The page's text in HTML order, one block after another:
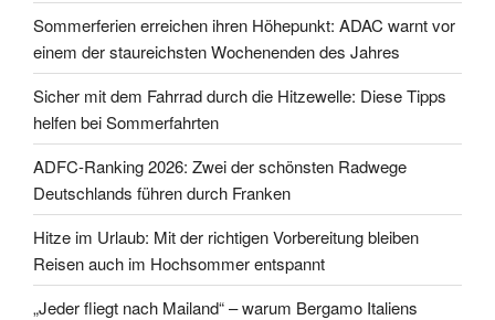
Sommerferien erreichen ihren Höhepunkt: ADAC warnt vor
einem der staureichsten Wochenenden des Jahres
Sicher mit dem Fahrrad durch die Hitzewelle: Diese Tipps
helfen bei Sommerfahrten
ADFC-Ranking 2026: Zwei der schönsten Radwege
Deutschlands führen durch Franken
Hitze im Urlaub: Mit der richtigen Vorbereitung bleiben
Reisen auch im Hochsommer entspannt
„Jeder fliegt nach Mailand“ – warum Bergamo Italiens